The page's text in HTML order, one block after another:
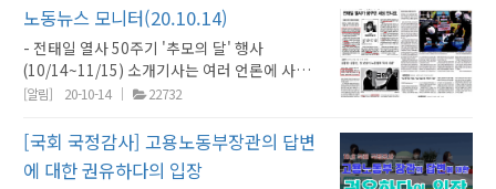
소해 코로나 직격탄을 맞았다고 보도했고, 한겨
레는 청년과 여성 노동자가 코로나에 가장 심각
한 피해를 입었다고 보도했고, 경향신문은 임금
노동자 30%는 월 200만원도 못 번다는 내용에
주목했습니다. -한진중공업 35년째 해고자인 김
통령에게 복직을 촉구하는 편지를 썼습니다.(경
향신문 6면) 김진숙 지도위원은 1991년 의문사
는 최 대표가 ‘어이’가 아니라 ‘허위’라고 말했다
고 보도했습니다. 그러나 다른 신문은 최 대표가
혼잣말을 했다고 해명했다고 썼습니다. 최 대표
는 제일기획 광고국장을 거친 뒤 문재인 대선 캠
프에서 홍보 고문으로 활동하면서 ‘사람이 먼저
을 맞은 인천의 한 고등학생이 이틀 뒤 숨져 보건
당국이 조사에 들어갔습니다. 상온 노출에 이어
독감 백신 안전성이 계속 문제가 되고 있습니다.
업에 이르기까지 새롭게 규약으로 제정한 사업
을 펼쳐나갈 것입니다. 3. 권유하다 정관을 대체
하는 규약의 제정에 따라 한상균 대표는 권리찾
기유니온의 첫 위원장으로, 정진우 집행위원장
은 사무총장으로서 역할을 승계합니다. 권유하
후원회원은 권리찾기유니온의 후원회원으로서
권리와 의무를 이어나갑니다. 4. 차별의 고통에
서 벗어나지 못했던 이들이 용기를 내 권리찾기
가)결과 : 만장일치 가결 - 김선기 의견 : 15조(기
관)에 운영위원회와 사무총국 추가를 요청함.결
과 : 자료집 상의 오기이므로 수정하여 추가하기
로 함. - 김선기 수정동의안 :제7조(연대협약) 권
에 동의하는 노동조합·단체 등과 연대협약을 체
결하고, 공동의 전략조직사업을 수행하며 노동
자들의 단결과 권리찾기를 확장해 나갑니다.결
또 사망 올해 들어 9번째’라는 제목의 별도기사
도 실었습니다. 언론사가 사망자 숫자를 헷갈리
기 시작하면 해당 사안이 심각하다는 뜻입니다.
한국일보는 올들어 9번째라지만, 한겨레는 올
들어 10번째 사망이라고 달리 표현했습니다. -
돼 지원업종이 아닌 버스업계와 영화산업도 큰
어려움을 겪고 있다고 지적했습니다. 우원식 민
다. 장씨는 평소 지병이 없고 술 담배도 하지 않
았습니다. 대구노동청은 직무 스트레스 대응 매
뉴얼을 지켰는지 조사에 들어갔습니다. 대책위
는 전수조사를 요구합니다. -그동안 노조 없는
사업장에서 노사협의회 노동자측 대표위원을 뽑
입맛대로 뽑는 일이 많았습니다. 이런 사업장 노
동자들은 자기를 대표하는 노동자대표가 누군지
도 모른 채 일했습니다. 경사노위가 이런 사업장
이 2년 만에 크게 늘었습니다. 2017년 3630억
원이었는데, 2019년 5256억원으로 45%나 급
증했습니다. 2017년과 2019년을 비교한 것이
라 코로나19 확산과 무관한데도, 유독 5인미만
체불 피해노동자도 12만7천여 명에서 15만명
으로 17% 가량 늘었습니다. 피해노동자 수 증가
보다 체불액 증가치가 훨씬 높아 1인당 체불 피
기사로 올렸습니다. 4면엔 전면을 털어 무료노
동인 분류작업(까대기)만 7시간씩 걸린다고 보
도했습니다. -특히 숨진 김원종씨의 ‘산재 제외
신청서’를 대리점이 대필한 의혹도 있다고 보도
했습니다. 양이원영 의원실 분석결과를 인용한
한 달 전에 ‘산재 제외 신청서’를 대리점장의 강
요로 작성해 산재 보상을 못 받게 돼 안타깝다고
노동뉴스 모니터(20.10.14)
- 전태일 열사 50주기 '추모의 달' 행사
(10/14~11/15) 소개기사는 여러 언론에 사회면
머리기사로 실렸음. KBS가 13일 밤 '역사저
년 전태일' 주연이었던 홍경인 배우를 초청해 전
태일의 삶을 조명했음. 한 달간 열릴 행사는
'2020 우리모두 전태일'이란 주제로 노동미술
[알림] 20-10-14 22732
[국회 국정감사] 고용노동부장관의 답변
에 대한 권유하다의 입장